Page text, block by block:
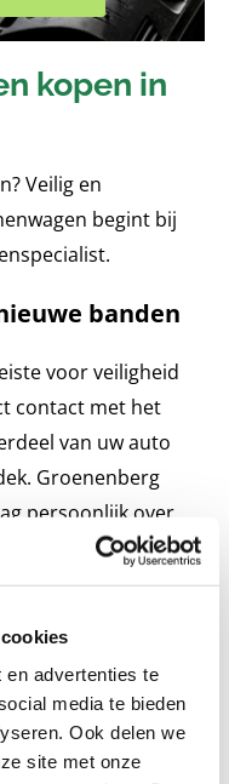
en advertenties te
media te bieden
Ook delen we
site met onze
kopen in
Veilig en
begint bij
banden
voor veiligheid
contact met het
van uw auto
Groenenberg
persoonlijk over
over de prijzen
uw rijgedrag en
tot luxe
keuze aan